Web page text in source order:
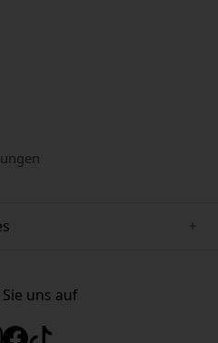
uns auf